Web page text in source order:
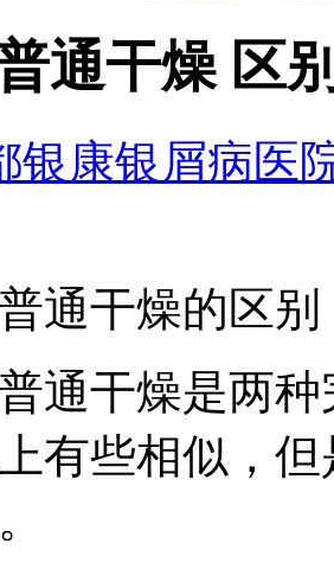
通干燥 区
银康银屑病医
通干燥的区别
通干燥是两
有些相似，